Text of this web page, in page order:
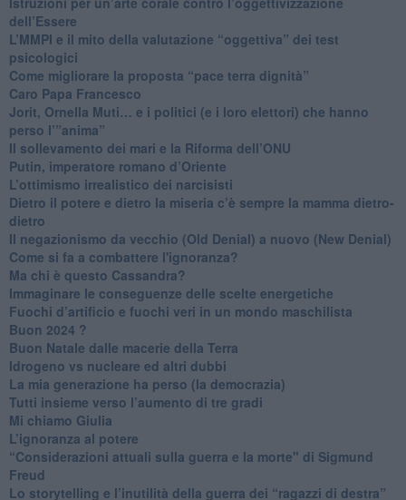
dell’Essere
​L’MMPI e il mito della valutazione “oggettiva” dei test
psicologici
Come migliorare la proposta “pace terra dignità”
Caro Papa Francesco
​Jorit, Ornella Muti… e i politici (e i loro elettori) che hanno
perso l’”anima”
​Il sollevamento dei mari e la Riforma dell’ONU
Putin, imperatore romano d’Oriente
​L’ottimismo irrealistico dei narcisisti
​Dietro il potere e dietro la miseria c’è sempre la mamma dietro-
dietro
Il negazionismo da vecchio (Old Denial) a nuovo (New Denial)
Come si fa a combattere l'ignoranza?
Ma chi è questo Cassandra?
Immaginare le conseguenze delle scelte energetiche
​Fuochi d’artificio e fuochi veri in un mondo maschilista
Buon 2024 ?
​Buon Natale dalle macerie della Terra
​Idrogeno vs nucleare ed altri dubbi
​La mia generazione ha perso (la democrazia)
​Tutti insieme verso l’aumento di tre gradi
Mi chiamo Giulia
L’ignoranza al potere
​“Considerazioni attuali sulla guerra e la morte" di Sigmund
Freud
​Lo storytelling e l’inutilità della guerra dei “ragazzi di destra”